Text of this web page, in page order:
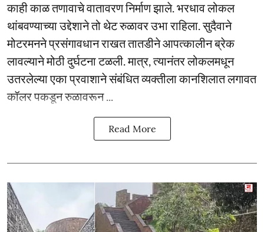
काही काळ तणावाचे वातावरण निर्माण झाले. भरधाव लोकल
थांबवण्याच्या उद्देशाने तो थेट रुळावर उभा राहिला. सुदैवाने
मोटरमनने प्रसंगावधान राखत तातडीने आपत्कालीन ब्रेक
लावल्याने मोठी दुर्घटना टळली. मात्र, त्यानंतर लोकलमधून
उतरलेल्या एका प्रवाशाने संबंधित व्यक्तीला कानशिलात लगावत
कॉलर पकडून रुळावरून ...
Read More